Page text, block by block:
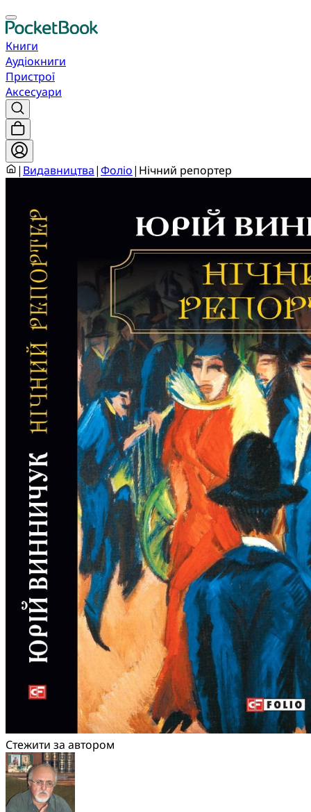
Книги
Аудіокниги
Пристрої
Аксесуари
| Видавництва|Фоліо| Нічний репортер
Стежити за автором